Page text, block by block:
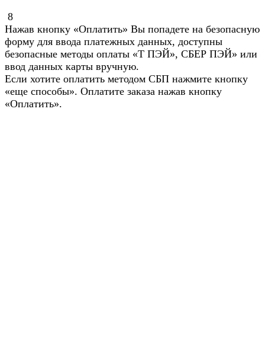
8
Нажав кнопку «Оплатить» Вы попадете на безопасную
форму для ввода платежных данных, доступны
безопасные методы оплаты «Т ПЭЙ», СБЕР ПЭЙ» или
ввод данных карты вручную.
Если хотите оплатить методом СБП нажмите кнопку
«еще способы». Оплатите заказа нажав кнопку
«Оплатить».